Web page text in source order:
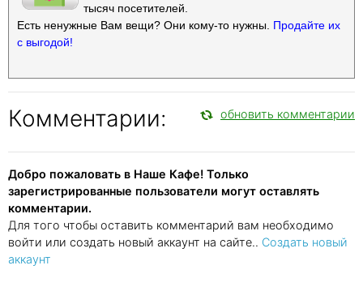
тысяч посетителей.
Есть ненужные Вам вещи? Они кому-то нужны. Продайте их
с выгодой!
Комментарии: обновить комментарии
Добро пожаловать в Наше Кафе! Только
зарегистрированные пользователи могут оставлять
комментарии.
Для того чтобы оставить комментарий вам необходимо
войти или создать новый аккаунт на сайте.. Создать новый
аккаунт